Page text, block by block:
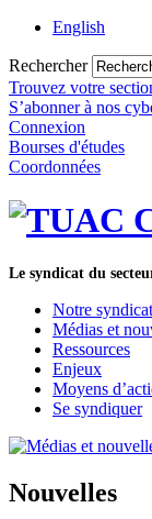
English
Rechercher
Trouvez votre
S’abonner à nos
Connexion
Bourses d'études
Coordonnées
Le syndicat du
Notre syndicat
Médias et
Ressources
Enjeux
Moyens
Se syndiquer
Nouvelles